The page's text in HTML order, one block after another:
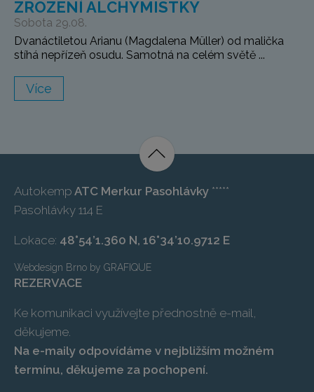
ZROZENÍ ALCHYMISTKY
Sobota 29.08.
Dvanáctiletou Arianu (Magdalena Müller) od malička
stíhá nepřízeň osudu. Samotná na celém světě ...
Více
Autokemp ATC Merkur Pasohlávky *****
Pasohlávky 114 E
Lokace: 48°54’1.360 N, 16°34’10.9712 E
Webdesign Brno by GRAFIQUE
REZERVACE
Ke komunikaci využívejte přednostně e-mail,
děkujeme.
Na e-maily odpovídáme v nejbližším možném
termínu, děkujeme za pochopení.